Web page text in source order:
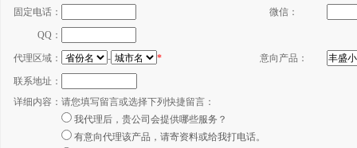
固定电话： 微信：
QQ：
代理区域： - * 意向产品：
联系地址：
详细内容： 请您填写留言或选择下列快捷留言：
我代理后，贵公司会提供哪些服务？
有意向代理该产品，请寄资料或给我打电话。